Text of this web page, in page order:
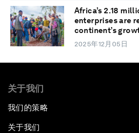
Africa’s 2.18
enterprises are
continent’s
2025年12月05日
关于我们
我们的策略
关于我们